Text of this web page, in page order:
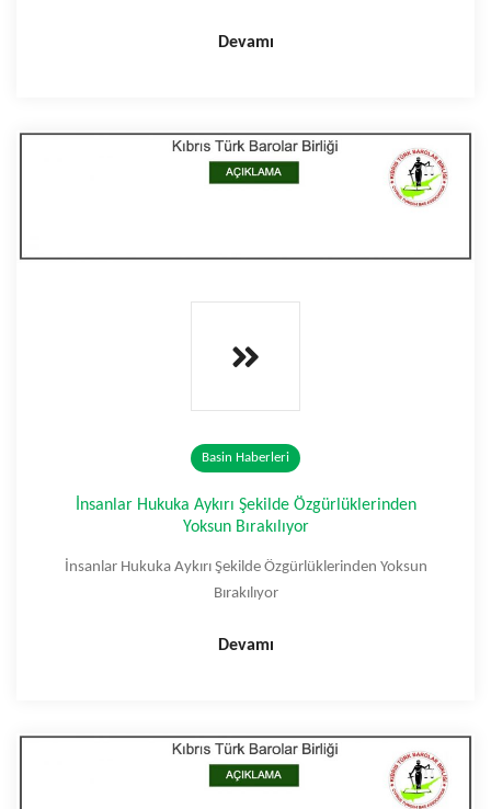
Devamı
Basin Haberleri
İnsanlar Hukuka Aykırı Şekilde Özgürlüklerinden
Yoksun Bırakılıyor
İnsanlar Hukuka Aykırı Şekilde Özgürlüklerinden Yoksun
Bırakılıyor
Devamı